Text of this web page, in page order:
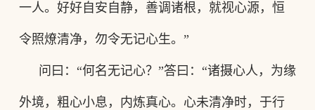
一人。好好自安自静，善调诸根，就视心源，恒
令照燎清净，勿令无记心生。”
问曰 ： “何名无记心？ ”答曰 ： “诸摄心人，为缘
外境，粗心小息，内炼真心。心未清净时，于行